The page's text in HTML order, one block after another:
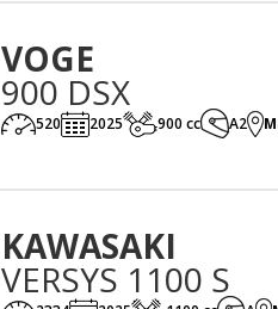
VOGE
900 DSX
520 2025 900 cc A2
KAWASAKI
VERSYS 1100 S